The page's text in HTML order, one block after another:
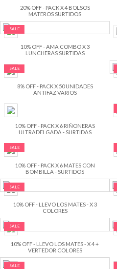
20% OFF - PACK X 4 BOLSOS
MATEROS SURTIDOS
SALE
10% OFF - AMA COMBO X 3
LUNCHERAS SURTIDAS
SALE
8% OFF - PACK X 50 UNIDADES
ANTIFAZ VARIOS
10% OFF - PACK X 6 RIÑONERAS
ULTRADELGADA - SURTIDAS
SALE
10% OFF - PACK X 6 MATES CON
BOMBILLA - SURTIDOS
SALE
10% OFF - LLEVO LOS MATES - X 3
COLORES
SALE
10% OFF - LLEVO LOS MATES - X 4 +
VERTEDOR COLORES
SALE